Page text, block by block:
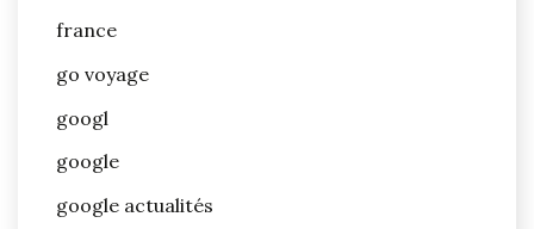
france
go voyage
googl
google
google actualités